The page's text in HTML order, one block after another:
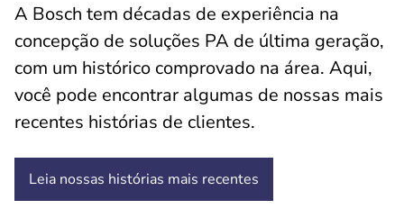
A Bosch tem décadas de experiência na
concepção de soluções PA de última geração,
com um histórico comprovado na área. Aqui,
você pode encontrar algumas de nossas mais
recentes histórias de clientes.
Leia nossas histórias mais recentes